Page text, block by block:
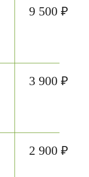
9 500 ₽
3 900 ₽
2 900 ₽